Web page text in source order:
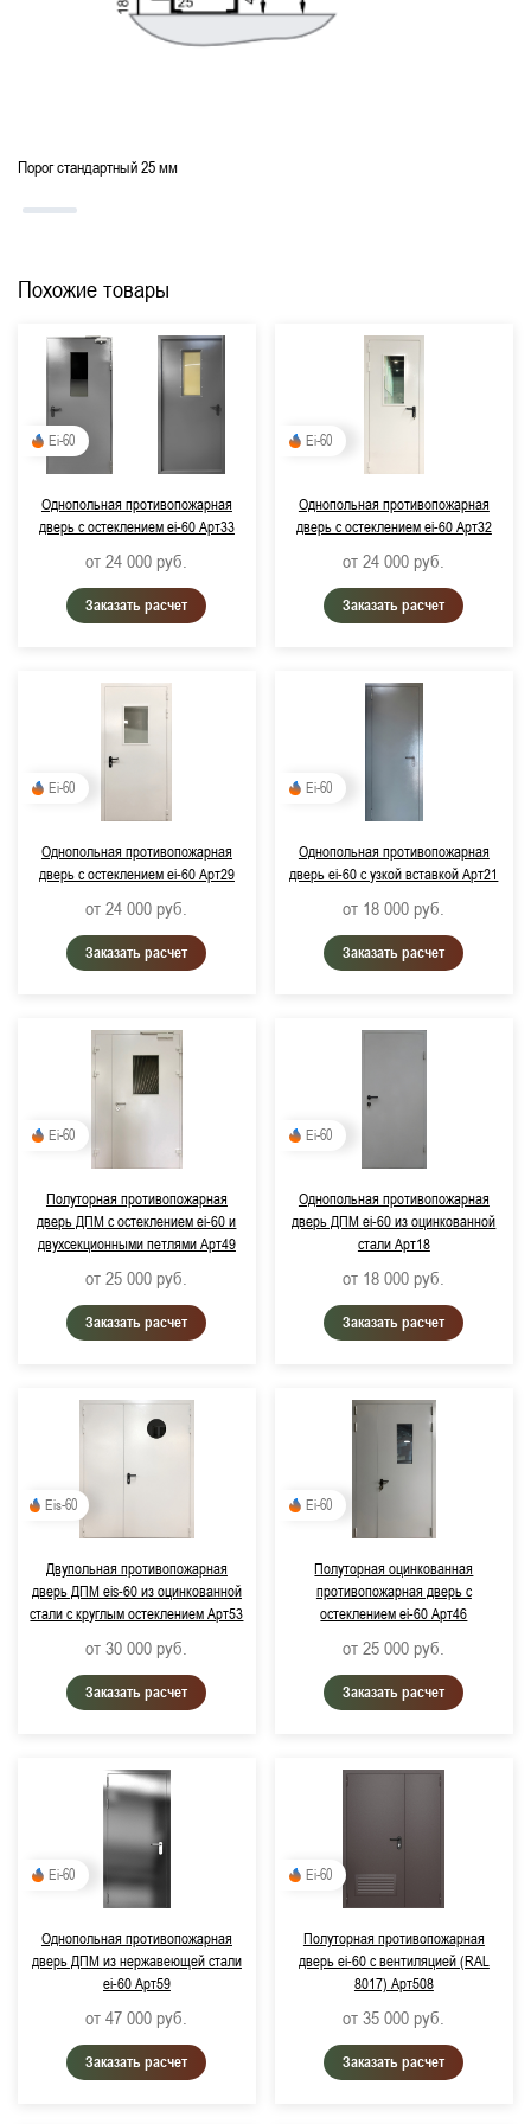
Для коммерческих объектов
Для многоквартирных жилых домов
С нажимной ручкой
Порог стандартный 25 мм
Похожие товары
Ei-60
Однопольная противопожарная
дверь с остеклением ei-60 Арт33
от 24 000 руб.
Заказать расчет
Ei-60
Однопольная противопожарная
дверь с остеклением ei-60 Арт32
от 24 000 руб.
Заказать расчет
Ei-60
Однопольная противопожарная
дверь с остеклением ei-60 Арт29
от 24 000 руб.
Заказать расчет
Ei-60
Однопольная противопожарная
дверь ei-60 с узкой вставкой Арт21
от 18 000 руб.
Заказать расчет
Ei-60
Полуторная противопожарная
дверь ДПМ с остеклением ei-60 и
двухсекционными петлями Арт49
от 25 000 руб.
Заказать расчет
Ei-60
Однопольная противопожарная
дверь ДПМ ei-60 из оцинкованной
стали Арт18
от 18 000 руб.
Заказать расчет
Eis-60
Двупольная противопожарная
дверь ДПМ eis-60 из оцинкованной
стали с круглым остеклением Арт53
от 30 000 руб.
Заказать расчет
Ei-60
Полуторная оцинкованная
противопожарная дверь с
остеклением ei-60 Арт46
от 25 000 руб.
Заказать расчет
Ei-60
Однопольная противопожарная
дверь ДПМ из нержавеющей стали
ei-60 Арт59
от 47 000 руб.
Заказать расчет
Ei-60
Полуторная противопожарная
дверь ei-60 с вентиляцией (RAL
8017) Арт508
от 35 000 руб.
Заказать расчет